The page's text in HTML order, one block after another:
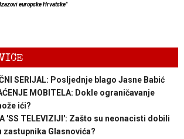
europske Hrvatske"
SERIJAL: Posljednje blago Jasne Babić
MOBITELA: Dokle ograničavanje
ići?
'SS TELEVIZIJI': Zašto su neonacisti dobili
Glasnovića?